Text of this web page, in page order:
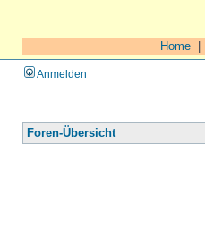
Home
Anmelden
Foren-Übersicht